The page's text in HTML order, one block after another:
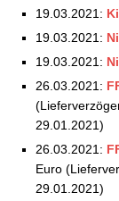
19.03.2021:
19.03.2021:
19.03.2021:
26.03.2021:
29.01.2021)
26.03.2021:
Euro
29.01.2021)